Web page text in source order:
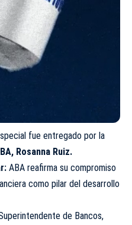
fue entregado por la
Rosanna Ruiz.
ABA reafirma su compromiso
como pilar del desarrollo
de Bancos,